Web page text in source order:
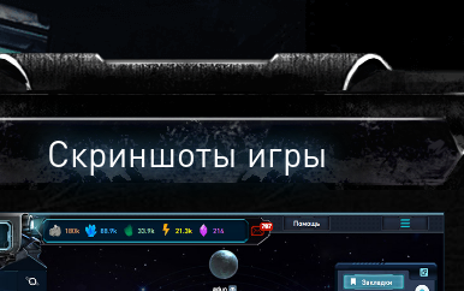
Скриншоты игры